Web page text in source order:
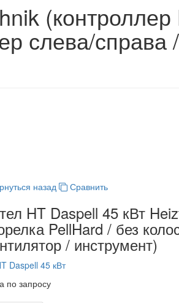
слева/справа
назад Сравнить
HT Daspell 45 кВт
PellHard / без
/ инструмент)
Daspell 45 кВт
по запросу